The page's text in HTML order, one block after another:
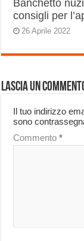
Banchetto
consigli per
26 Aprile 2022
Lascia un
Il tuo indirizzo
sono
Commento*